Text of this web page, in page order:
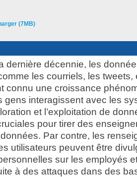
(7MB)
dernière décennie, les
les courriels, les tweets,
connu une croissance
gens interagissent avec les
et l’exploitation de
pour tirer des
Par contre, les
utilisateurs peuvent être
sur les employés
à des attaques dans des